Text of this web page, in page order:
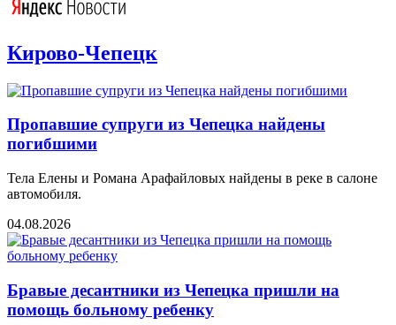
Кирово-Чепецк
Пропавшие супруги из Чепецка найдены
погибшими
Тела Елены и Романа Арафайловых найдены в реке в салоне
автомобиля.
04.08.2026
Бравые десантники из Чепецка пришли на
помощь больному ребенку